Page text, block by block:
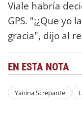
Viale habría
GPS. "¡¿Que yo
gracia", dijo al
EN ESTA NOTA
Yanina Screpante